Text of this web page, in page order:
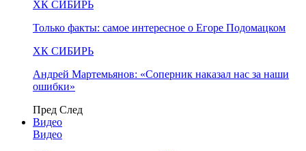
ХК СИБИРЬ
Только факты: самое интересное о Егоре Подомацком
ХК СИБИРЬ
Андрей Мартемьянов: «Соперник наказал нас за наши
ошибки»
Пред След
Видео
Видео